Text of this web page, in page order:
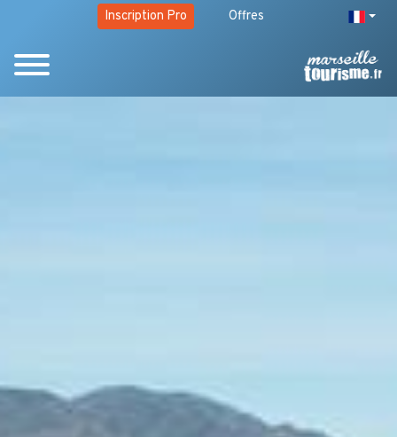
Inscription Pro Offres